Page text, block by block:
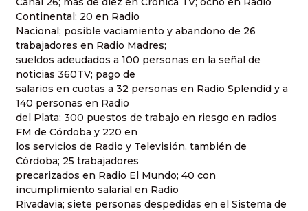
Continental; 20 en Radio
Nacional; posible vaciamiento y abandono de 26
trabajadores en Radio Madres;
sueldos adeudados a 100 personas en la señal de
noticias 360TV; pago de
salarios en cuotas a 32 personas en Radio Splendid y a
140 personas en Radio
del Plata; 300 puestos de trabajo en riesgo en radios
FM de Córdoba y 220 en
los servicios de Radio y Televisión, también de
Córdoba; 25 trabajadores
precarizados en Radio El Mundo; 40 con
incumplimiento salarial en Radio
Rivadavia; siete personas despedidas en el Sistema de